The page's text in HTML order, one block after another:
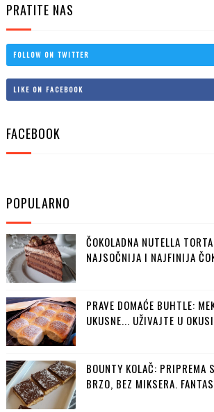
PRATITE NAS
FOLLOW ON TWITTER
LIKE ON FACEBOOK
FACEBOOK
POPULARNO
ČOKOLADNA NUTELLA
NAJSOČNIJA I NAJFINIJA
PRAVE DOMAĆE BUHTLE:
UKUSNE... UŽIVAJTE U
BOUNTY KOLAČ: PRIPREMA
BRZO, BEZ MIKSERA.